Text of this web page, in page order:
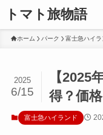
トマト旅物語
ホーム パーク 富士急ハイラ
【2025
得？価
2025
6/15
富士急ハイランド